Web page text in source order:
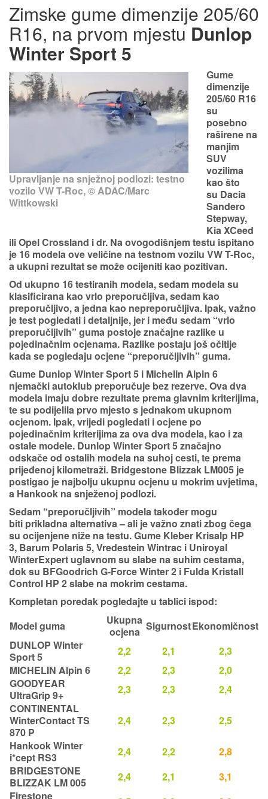
Zimske gume dimenzije 205/60
R16, na prvom mjestu Dunlop
Winter Sport 5
Upravljanje na snježnoj podlozi: testno
vozilo VW T-Roc, © ADAC/Marc
Wittkowski
Gume
dimenzije
205/60 R16
su
posebno
raširene na
manjim
SUV
vozilima
kao što
su Dacia
Sandero
Stepway,
Kia XCeed
ili Opel Crossland i dr. Na ovogodišnjem testu ispitano
je 16 modela ove veličine na testnom vozilu VW T-Roc,
a ukupni rezultat se može ocijeniti kao pozitivan.
Od ukupno 16 testiranih modela, sedam modelasu
klasificirana kao vrlo preporučljiva,sedam kao
preporučljivo, a jedna kao nepreporučljiva. Ipak, važno
je test pogledati i detaljnije, jer i među sedam “vrlo
preporučljivih” guma postoje značajne razlike u
pojedinačnim ocjenama. Razlike postaju još očitije
kada se pogledaju ocjene “preporučljivih” guma.
Gume Dunlop Winter Sport 5 i Michelin Alpin 6
njemački autoklub preporučuje bez rezerve. Ova dva
modela imaju dobre rezultate prema glavnim kriterijima,
te su podijelila prvo mjesto s jednakom ukupnom
ocjenom. Ipak, vrijedi pogledati i ocjene po
pojedinačnim kriterijima za ova dva modela, kao i za
ostale modele. Dunlop Winter Sport 5značajno
odskače od ostalih modela na suhoj cesti, te prema
prijeđenoj kilometraži. Bridgestone Blizzak LM005 je
postigao je najbolju ukupnu ocjenu u mokrim uvjetima,
a Hankook na snježenoj podlozi.
Sedam “preporučljivih” modela također mogu
biti prikladna alternativa – ali je važno znati zbog čega
su ocijenjene niže na testu. Gume Kleber Krisalp HP
3, Barum Polaris 5, Vredestein Wintrac i Uniroyal
WinterExpert uglavnom su slabe na suhim cestama,
dok su BFGoodrich G-Force Winter 2 i Fulda Kristall
Control HP 2 slabe na mokrim cestama.
Kompletan poredak pogledajte u tablici ispod:
Model guma
Ukupna
ocjena SigurnostEkonomičnost
DUNLOP Winter
Sport 5
2,2 2,1
2,3
MICHELIN Alpin 6
2,2 2,3
2,0
GOODYEAR
UltraGrip 9+
2,3 2,3
2,4
CONTINENTAL
WinterContact TS
870 P
2,4 2,3
2,5
Hankook Winter
i*cept RS3
2,4 2,2
2,8
BRIDGESTONE
BLIZZAK LM 005
2,4 2,1
3,1
Firestone